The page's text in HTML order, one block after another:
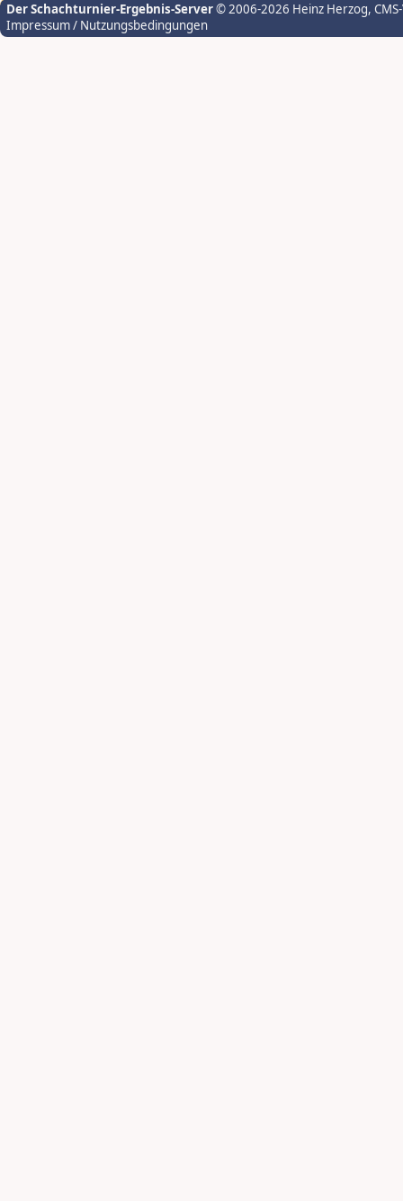
Der Schachturnier-Ergebnis-Server© 2006-2026 Heinz Herzog,
Impressum / Nutzungsbedingungen